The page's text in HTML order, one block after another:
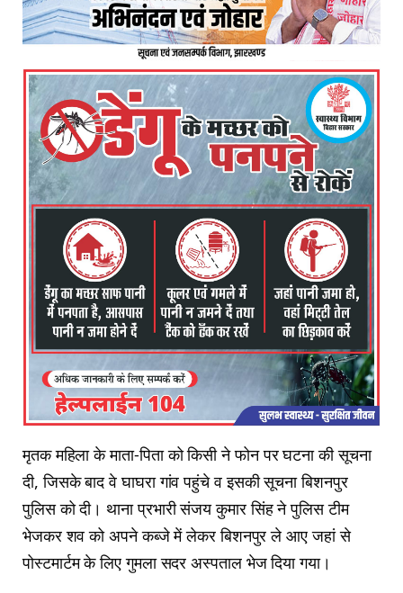
मृतक महिला के माता-पिता को किसी ने फोन पर घटना की सूचना
दी, जिसके बाद वे घाघरा गांव पहुंचे व इसकी सूचना बिशनपुर
पुलिस को दी। थाना प्रभारी संजय कुमार सिंह ने पुलिस टीम
भेजकर शव को अपने कब्जे में लेकर बिशनपुर ले आए जहां से
पोस्टमार्टम के लिए गुमला सदर अस्पताल भेज दिया गया।